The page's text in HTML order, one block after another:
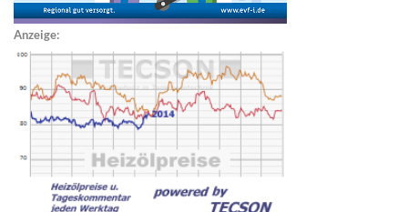
Anzeige: